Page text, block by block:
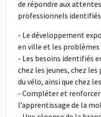
de répondre aux
professionnels
- Le développement
en ville et les problèmes
- Les besoins identifiés
chez les jeunes, chez
du vélo, ainsi que chez
- Compléter et
l’apprentissage de la